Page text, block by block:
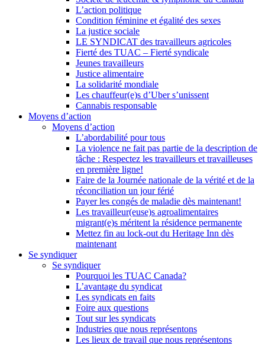
L’action politique
Condition féminine et égalité des sexes
La justice sociale
LE SYNDICAT des travailleurs agricoles
Fierté des TUAC – Fierté syndicale
Jeunes travailleurs
Justice alimentaire
La solidarité mondiale
Les chauffeur(e)s d’Uber s’unissent
Cannabis responsable
Moyens d’action
Moyens d’action
L’abordabilité pour tous
La violence ne fait pas partie de la description de
tâche : Respectez les travailleurs et travailleuses
en première ligne!
Faire de la Journée nationale de la vérité et de la
réconciliation un jour férié
Payer les congés de maladie dès maintenant!
Les travailleur(euse)s agroalimentaires
migrant(e)s méritent la résidence permanente
Mettez fin au lock-out du Heritage Inn dès
maintenant
Se syndiquer
Se syndiquer
Pourquoi les TUAC Canada?
L’avantage du syndicat
Les syndicats en faits
Foire aux questions
Tout sur les syndicats
Industries que nous représentons
Les lieux de travail que nous représentons